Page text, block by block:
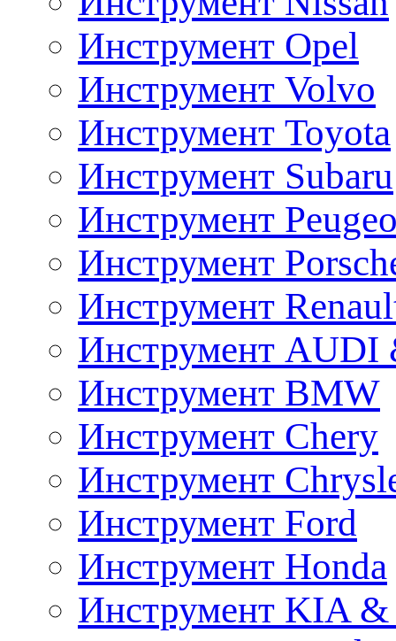
Инструмент Opel
Инструмент Volvo
Инструмент Toyota
Инструмент Subaru
Инструмент
Инструмент
Инструмент
Инструмент AUDI
Инструмент BMW
Инструмент Chery
Инструмент
Инструмент Ford
Инструмент Honda
Инструмент KIA